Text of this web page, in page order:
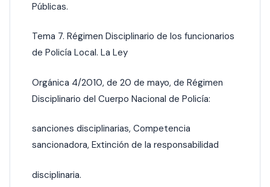
Públicas.
Tema 7. Régimen Disciplinario de los funcionarios
de Policía Local. La Ley
Orgánica 4/2010, de 20 de mayo, de Régimen
Disciplinario del Cuerpo Nacional de Policía:
sanciones disciplinarias, Competencia
sancionadora, Extinción de la responsabilidad
disciplinaria.